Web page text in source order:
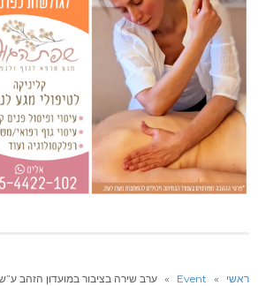
ראשי »
Event
» ערב שירה בציבור במועדון הזהב